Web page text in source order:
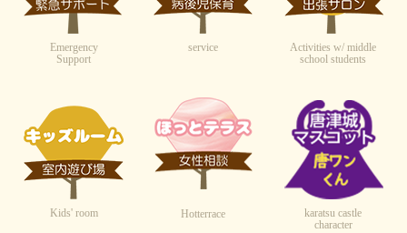
Emergency
Support
service
Activities w/ middle
school students
Kids' room Hotterrace
karatsu castle
character